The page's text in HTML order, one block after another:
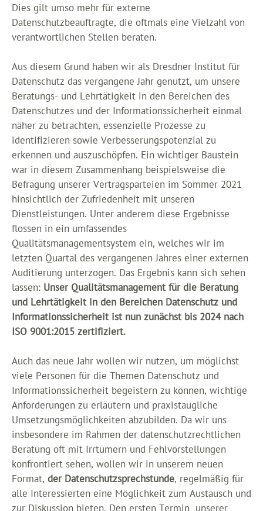
Dies gilt umso mehr für externe
Datenschutzbeauftragte, die oftmals eine Vielzahl von
verantwortlichen Stellen beraten.
Aus diesem Grund haben wir als Dresdner Institut für
Datenschutz das vergangene Jahr genutzt, um unsere
Beratungs- und Lehrtätigkeit in den Bereichen des
Datenschutzes und der Informationssicherheit einmal
näher zu betrachten, essenzielle Prozesse zu
identifizieren sowie Verbesserungspotenzial zu
erkennen und auszuschöpfen. Ein wichtiger Baustein
war in diesem Zusammenhang beispielsweise die
Befragung unserer Vertragsparteien im Sommer 2021
hinsichtlich der Zufriedenheit mit unseren
Dienstleistungen. Unter anderem diese Ergebnisse
flossen in ein umfassendes
Qualitätsmanagementsystem ein, welches wir im
letzten Quartal des vergangenen Jahres einer externen
Auditierung unterzogen. Das Ergebnis kann sich sehen
lassen: Unser Qualitätsmanagement für die Beratung
und Lehrtätigkeit in den Bereichen Datenschutz und
Informationssicherheit ist nun zunächst bis 2024 nach
ISO 9001:2015 zertifiziert.
Auch das neue Jahr wollen wir nutzen, um möglichst
viele Personen für die Themen Datenschutz und
Informationssicherheit begeistern zu können, wichtige
Anforderungen zu erläutern und praxistaugliche
Umsetzungsmöglichkeiten abzubilden. Da wir uns
insbesondere im Rahmen der datenschutzrechtlichen
Beratung oft mit Irrtümern und Fehlvorstellungen
konfrontiert sehen, wollen wir in unserem neuen
Format, der Datenschutzsprechstunde, regelmäßig für
alle Interessierten eine Möglichkeit zum Austausch und
zur Diskussion bieten. Den ersten Termin unserer